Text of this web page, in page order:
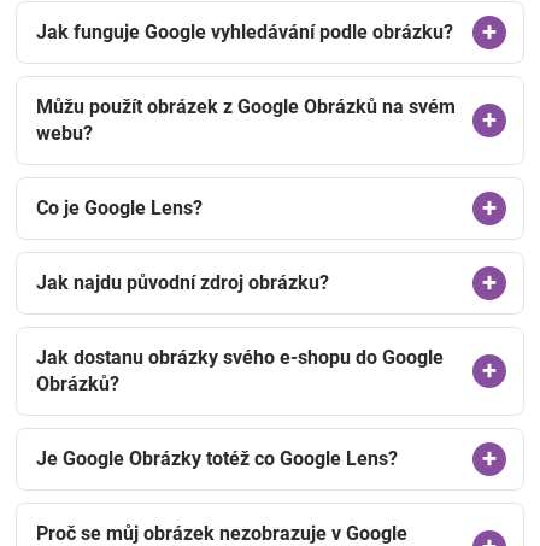
Jak funguje Google vyhledávání podle obrázku?
Můžu použít obrázek z Google Obrázků na svém
webu?
Co je Google Lens?
Jak najdu původní zdroj obrázku?
Jak dostanu obrázky svého e-shopu do Google
Obrázků?
Je Google Obrázky totéž co Google Lens?
Proč se můj obrázek nezobrazuje v Google